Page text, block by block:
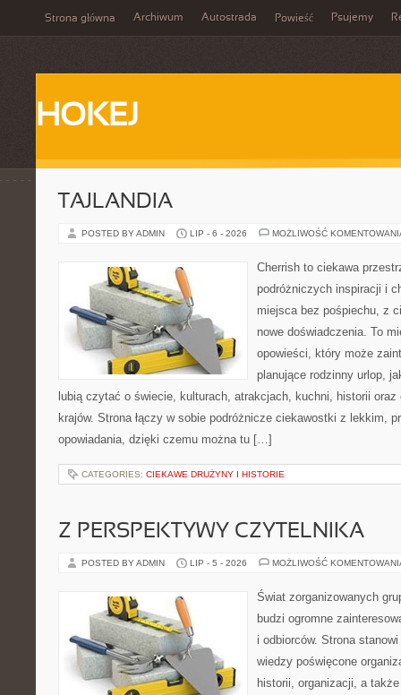
Strona główna Archiwum Autostrada Powieść Psujemy
HOKEJ
TAJLANDIA
POSTED BY ADMIN LIP - 6 - 2026 MOŻLIWOŚĆ
Cherrish to ciekawa
podróżniczych inspiracji i
miejsca bez pośpiechu, z
nowe doświadczenia. To
opowieści, który może
planujące rodzinny urlop,
lubią czytać o świecie, kulturach, atrakcjach, kuchni, historii
krajów. Strona łączy w sobie podróżnicze ciekawostki z lekkim,
opowiadania, dzięki czemu można tu […]
CATEGORIES: CIEKAWE DRUŻYNY I HISTORIE
Z PERSPEKTYWY CZYTELNIKA
POSTED BY ADMIN LIP - 5 - 2026 MOŻLIWOŚĆ
Świat zorganizowanych
budzi ogromne
i odbiorców. Strona
wiedzy poświęcone
historii, organizacji, a